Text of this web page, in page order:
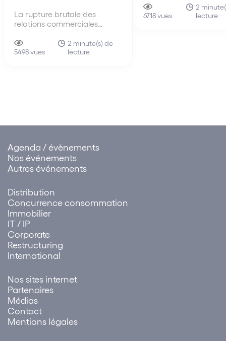
La rupture brutale des
relations commerciales
membres d’un même réseau
de distribution La faute tirée
5498 vues
2 minute(s) de
lecture
anciennes lignes
de 2010, les nouvelles
6718 vues
2
lecture
Agenda / évènements
Nos événements
Autres événements
Distribution
Concurrence consommation
Immobilier
IT / IP
Corporate
Restructuring
International
Nos sites internet
Partenaires
Médias
Contact
Mentions légales